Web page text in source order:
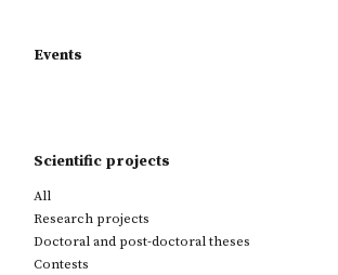
Events
Scientific projects
All
Research projects
Doctoral and post-doctoral theses
Contests